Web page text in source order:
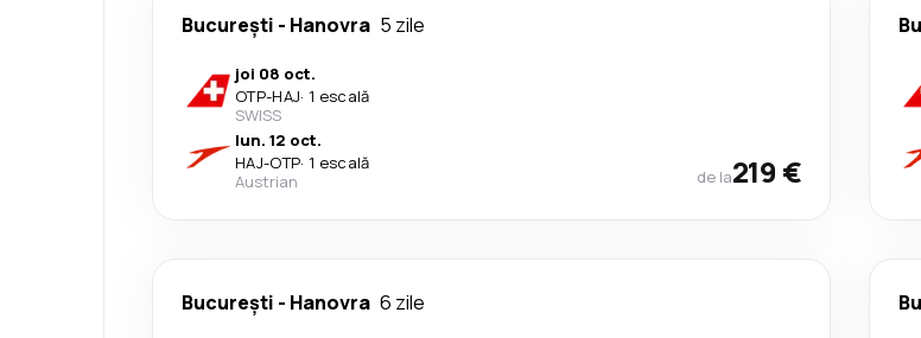
București - Hanovra 5 zile
joi 08 oct.
OTP-HAJ· 1 escală
SWISS
lun. 12 oct.
HAJ-OTP· 1 escală
Austrian
de la219 €
București - Hanovra 6 zile